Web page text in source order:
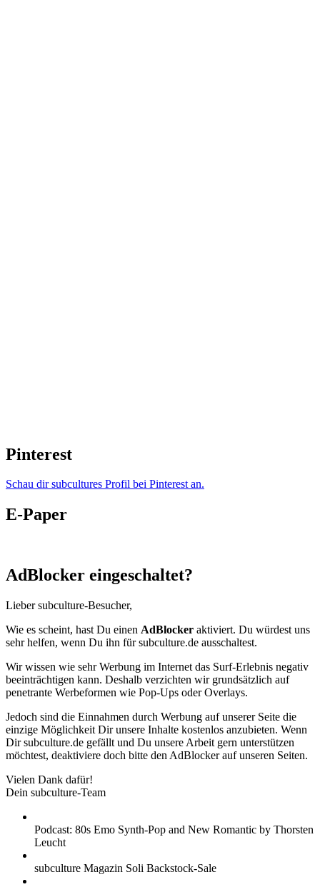
Pinterest
Schau dir subcultures Profil bei Pinterest an.
E-Paper
AdBlocker eingeschaltet?
Lieber subculture-Besucher,
Wie es scheint, hast Du einen AdBlocker aktiviert. Du würdest uns
sehr helfen, wenn Du ihn für subculture.de ausschaltest.
Wir wissen wie sehr Werbung im Internet das Surf-Erlebnis negativ
beeinträchtigen kann. Deshalb verzichten wir grundsätzlich auf
penetrante Werbeformen wie Pop-Ups oder Overlays.
Jedoch sind die Einnahmen durch Werbung auf unserer Seite die
einzige Möglichkeit Dir unsere Inhalte kostenlos anzubieten. Wenn
Dir subculture.de gefällt und Du unsere Arbeit gern unterstützen
möchtest, deaktiviere doch bitte den AdBlocker auf unseren Seiten.
Vielen Dank dafür!
Dein subculture-Team
Podcast: 80s Emo Synth-Pop and New Romantic by Thorsten
Leucht
subculture Magazin Soli Backstock-Sale